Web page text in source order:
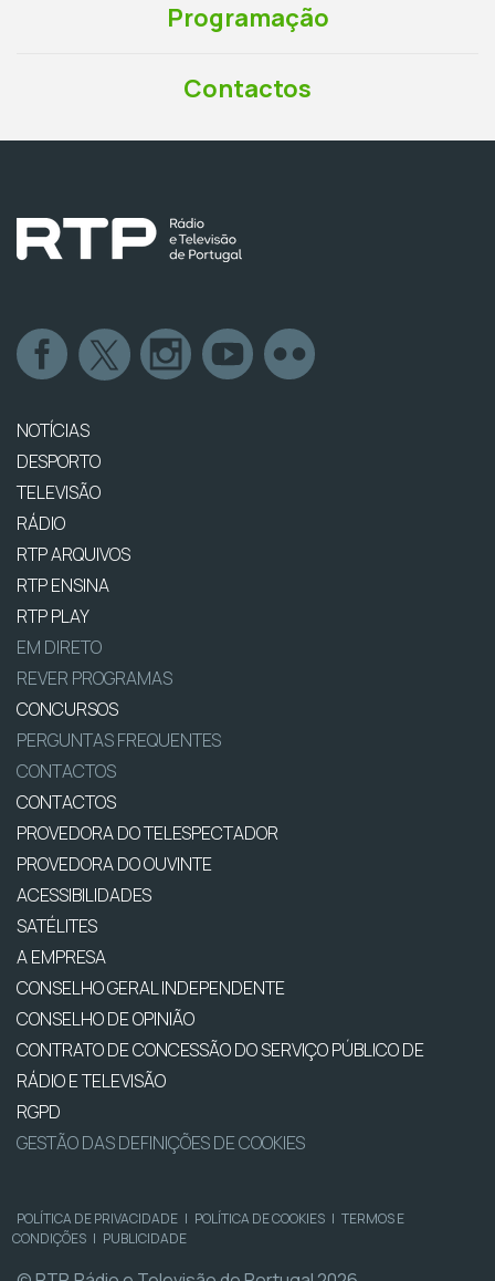
Programação
Contactos
NOTÍCIAS
DESPORTO
TELEVISÃO
RÁDIO
RTP ARQUIVOS
RTP ENSINA
RTP PLAY
EM DIRETO
REVER PROGRAMAS
CONCURSOS
PERGUNTAS FREQUENTES
CONTACTOS
CONTACTOS
PROVEDORA DO TELESPECTADOR
PROVEDORA DO OUVINTE
ACESSIBILIDADES
SATÉLITES
A EMPRESA
CONSELHO GERAL INDEPENDENTE
CONSELHO DE OPINIÃO
CONTRATO DE CONCESSÃO DO SERVIÇO PÚBLICO DE
RÁDIO E TELEVISÃO
RGPD
GESTÃO DAS DEFINIÇÕES DE COOKIES
POLÍTICA DE PRIVACIDADE | POLÍTICA DE COOKIES | TERMOS E
CONDIÇÕES | PUBLICIDADE